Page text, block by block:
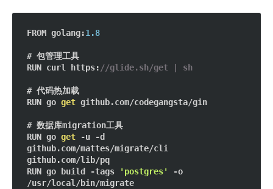
FROM golang:1.8
# 包管理工具
RUN curl https: //glide.sh/get | sh
# 代码热加载
RUN go get github.com/codegangsta/gin
# 数据库migration工具
RUN go get -u -d
github.com/mattes/migrate/cli
github.com/lib/pq
RUN go build -tags
'postgres'
-o
/usr/local/bin/migrate